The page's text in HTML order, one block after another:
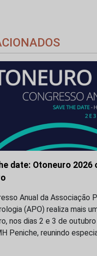
date: Otoneuro 2026
Anual da Associação
(APO) realiza mais
nos dias 2 e 3 de
Peniche, reunindo